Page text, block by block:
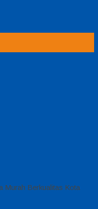
Murah Berkualitas Kota